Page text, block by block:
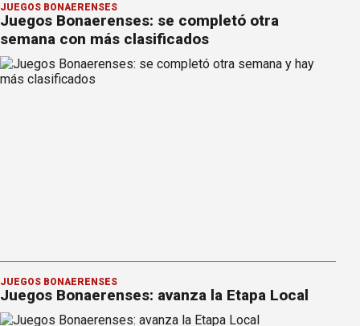
JUEGOS BONAERENSES
Juegos Bonaerenses: se completó otra
semana con más clasificados
JUEGOS BONAERENSES
Juegos Bonaerenses: avanza la Etapa Local